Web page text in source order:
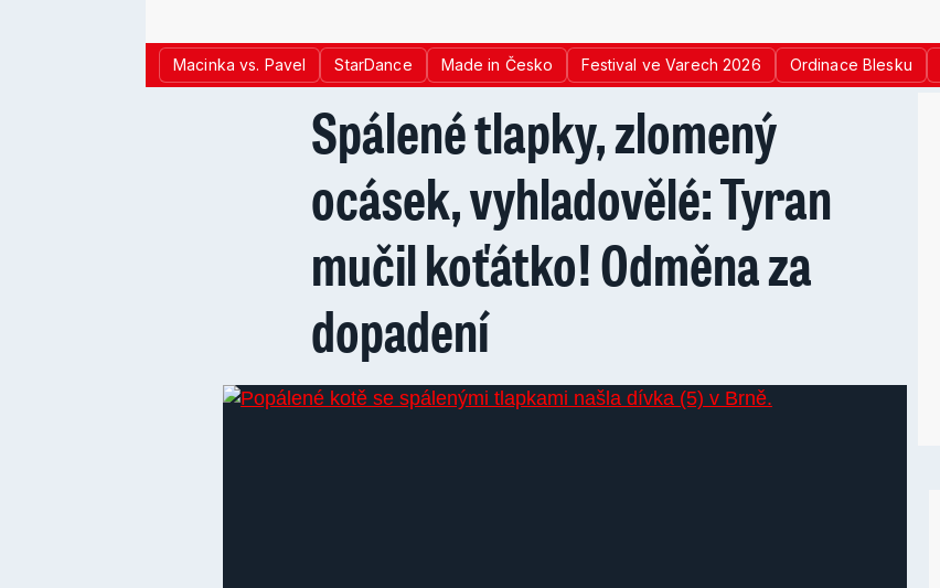
Macinka vs. Pavel StarDance Made in Česko Festival ve Varech 2026 Ordinace Blesku
Spálené tlapky, zlomený
ocásek, vyhladovělé: Tyran
mučil koťátko! Odměna za
dopadení